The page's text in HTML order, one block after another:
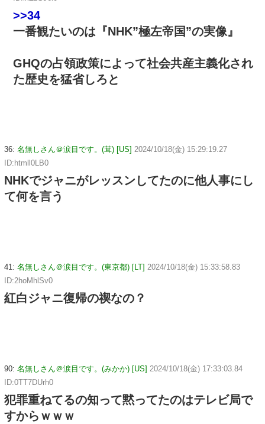
>>34
一番観たいのは『NHK”極左帝国”の実像』
GHQの占領政策によって社会共産主義化され
た歴史を猛省しろと
36: 名無しさん＠涙目です。(茸) [US] 2024/10/18(金) 15:29:19.27
ID:htmll0LB0
NHKでジャニがレッスンしてたのに他人事にし
て何を言う
41: 名無しさん＠涙目です。(東京都) [LT] 2024/10/18(金) 15:33:58.83
ID:2hoMhlSv0
紅白ジャニ復帰の禊なの？
90: 名無しさん＠涙目です。(みかか) [US] 2024/10/18(金) 17:33:03.84
ID:0TT7DUrh0
犯罪重ねてるの知って黙ってたのはテレビ局で
すからｗｗｗ